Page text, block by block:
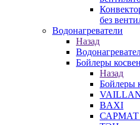
без
Водонагреватели
Назад
Бойлеры
Назад
Бойлеры
BAXI
САРМАТ